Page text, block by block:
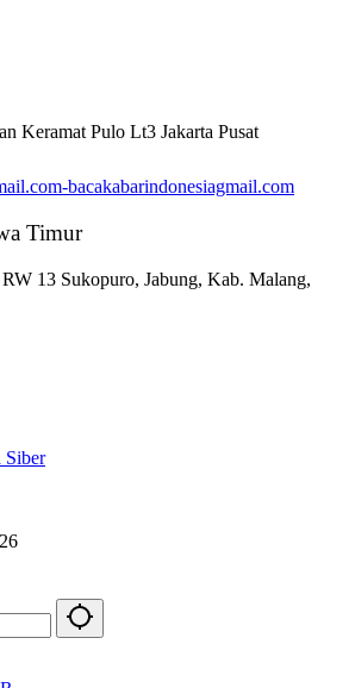
Keramat Pulo Lt3 Jakarta Pusat
bacakabarindonesiagmail.com
Timur
13 Sukopuro, Jabung, Kab. Malang,
Siber